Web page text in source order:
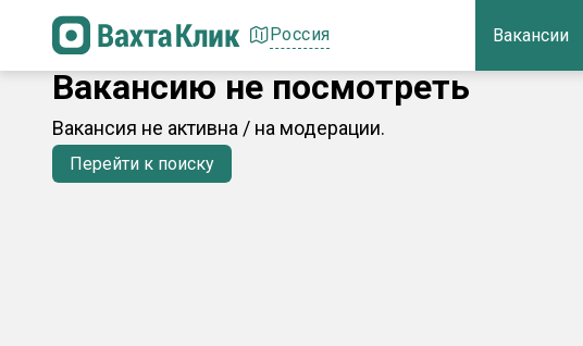
Россия Вакансии
Вакансию не посмотреть
Вакансия не активна / на модерации.
Перейти к поиску